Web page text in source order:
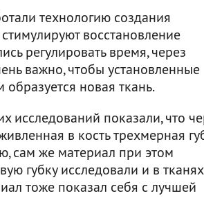
технологию создания
восстановление
регулировать время, через
важно, чтобы установленные
новая ткань.
исследований показали, что
в кость трехмерная
сам же материал при этом
губку исследовали и в тканях
тоже показал себя с лучшей